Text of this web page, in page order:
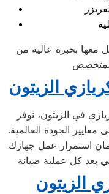
معها بخبرة عالية من
الزيتون
في الزيتون، نوفر
الجودة العالمية.
استمرار عمل جهازك
الزيتون